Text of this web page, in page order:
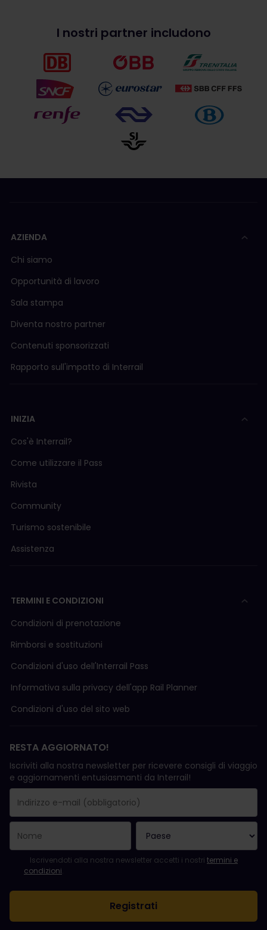
I nostri partner includono
AZIENDA
Chi siamo
Opportunità di lavoro
Sala stampa
Diventa nostro partner
Contenuti sponsorizzati
Rapporto sull'impatto di Interrail
INIZIA
Cos'è Interrail?
Come utilizzare il Pass
Rivista
Community
Turismo sostenibile
Assistenza
TERMINI E CONDIZIONI
Condizioni di prenotazione
Rimborsi e sostituzioni
Condizioni d'uso delI'Interrail Pass
Informativa sulla privacy dell'app Rail Planner
Condizioni d'uso del sito web
RESTA AGGIORNATO!
Iscriviti alla nostra newsletter per ricevere consigli di viaggio
e aggiornamenti entusiasmanti da Interrail!
La registrazione è avvenuta con successo.
Il campo "Indirizzo e-mail" è obbligatorio.
L'indirizzo e-mail non è valido.
Si è verificato un errore durante l'iscrizione alla newsletter.
Sei già iscritto a questa newsletter!
Per iscriversi alla newsletter, accettare i termini e le condizioni.
Iscrivendoti alla nostra newsletter accetti i nostri termini e
condizioni.